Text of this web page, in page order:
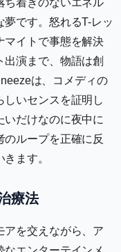
です。怒れるT-レッ
マイトで事態を解決
演まで、物語は創
は、コメディの
しいセンスを証明し
いだけなのに夜中に
のループを正確に反
ます。
療法
アを交えながら、ア